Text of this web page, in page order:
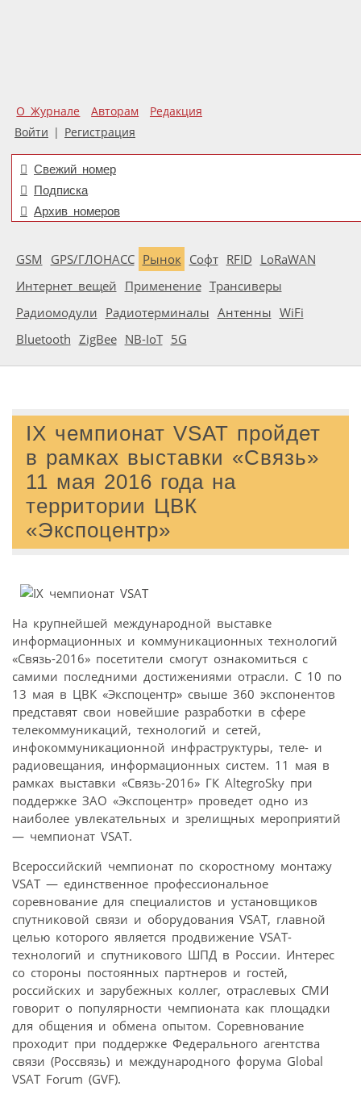
О Журнале Авторам
Редакция
Войти | Регистрация
Свежий номер
Подписка
Архив номеров
GSM GPS/ГЛОНАСС Рынок Софт RFID LoRaWAN
Интернет вещей Применение Трансиверы
Радиомодули Радиотерминалы Антенны WiFi
Bluetooth ZigBee NB-IoT 5G
IX чемпионат VSAT пройдет
в рамках выставки «Связь»
11 мая 2016 года на
территории ЦВК
«Экспоцентр»
На крупнейшей международной выставке
информационных и коммуникационных технологий
«Связь-2016» посетители смогут ознакомиться с
самими последними достижениями отрасли. С 10 по
13 мая в ЦВК «Экспоцентр» свыше 360 экспонентов
представят свои новейшие разработки в сфере
телекоммуникаций, технологий и сетей,
инфокоммуникационной инфраструктуры, теле- и
радиовещания, информационных систем. 11 мая в
рамках выставки «Связь-2016» ГК AltegroSky при
поддержке ЗАО «Экспоцентр» проведет одно из
наиболее увлекательных и зрелищных мероприятий
— чемпионат VSAT.
Всероссийский чемпионат по скоростному монтажу
VSAT — единственное профессиональное
соревнование для специалистов и установщиков
спутниковой связи и оборудования VSAT, главной
целью которого является продвижение VSAT-
технологий и спутникового ШПД в России. Интерес
со стороны постоянных партнеров и гостей,
российских и зарубежных коллег, отраслевых СМИ
говорит о популярности чемпионата как площадки
для общения и обмена опытом. Соревнование
проходит при поддержке Федерального агентства
связи (Россвязь) и международного форума Global
VSAT Forum (GVF).